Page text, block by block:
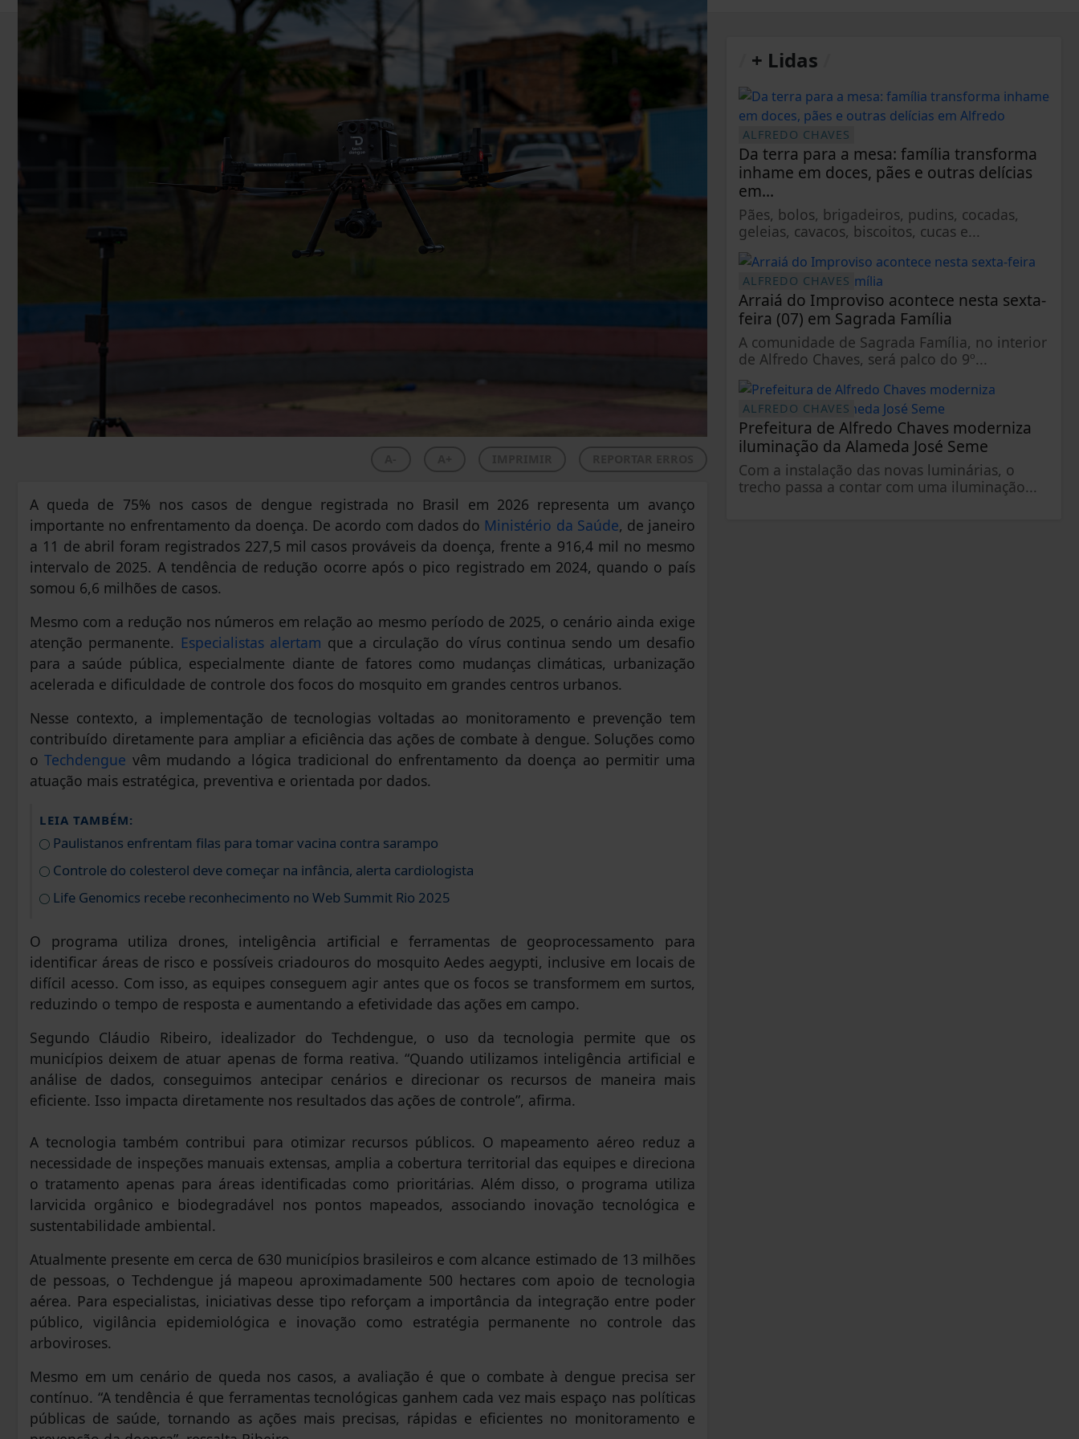
A queda de 75% nos casos de dengue registrada no Brasil em 2026 representa um avanço
importante no enfrentamento da doença. De acordo com dados do Ministério da Saúde, de janeiro
a 11 de abril foram registrados 227,5 mil casos prováveis da doença, frente a 916,4 mil no mesmo
intervalo de 2025. A tendência de redução ocorre após o pico registrado em 2024, quando o país
somou 6,6 milhões de casos.
Mesmo com a redução nos números em relação ao mesmo período de 2025, o cenário ainda exige
atenção permanente. Especialistas alertam que a circulação do vírus continua sendo um desafio
para a saúde pública, especialmente diante de fatores como mudanças climáticas, urbanização
acelerada e dificuldade de controle dos focos do mosquito em grandes centros urbanos.
Nesse contexto, a implementação de tecnologias voltadas ao monitoramento e prevenção tem
contribuído diretamente para ampliar a eficiência das ações de combate à dengue. Soluções como
oTechdengue vêm mudando a lógica tradicional do enfrentamento da doença ao permitir uma
atuação mais estratégica, preventiva e orientada por dados.
LEIA TAMBÉM:
Paulistanos enfrentam filas para tomar vacina contra sarampo
Controle do colesterol deve começar na infância, alerta cardiologista
Life Genomics recebe reconhecimento no Web Summit Rio 2025
O programa utiliza drones, inteligência artificial e ferramentas de geoprocessamento para
identificar áreas de risco e possíveis criadouros do mosquito Aedes aegypti, inclusive em locais de
difícil acesso. Com isso, as equipes conseguem agir antes que os focos se transformem em surtos,
reduzindo o tempo de resposta e aumentando a efetividade das ações em campo.
Segundo Cláudio Ribeiro, idealizador do Techdengue, o uso da tecnologia permite que os
municípios deixem de atuar apenas de forma reativa. “Quando utilizamos inteligência artificial e
análise de dados, conseguimos antecipar cenários e direcionar os recursos de maneira mais
eficiente. Isso impacta diretamente nos resultados das ações de controle”, afirma.
A tecnologia também contribui para otimizar recursos públicos. O mapeamento aéreo reduz a
necessidade de inspeções manuais extensas, amplia a cobertura territorial das equipes e direciona
o tratamento apenas para áreas identificadas como prioritárias. Além disso, o programa utiliza
larvicida orgânico e biodegradável nos pontos mapeados, associando inovação tecnológica e
sustentabilidade ambiental.
Atualmente presente em cerca de 630 municípios brasileiros e com alcance estimado de 13 milhões
de pessoas, o Techdengue já mapeou aproximadamente 500 hectares com apoio de tecnologia
aérea. Para especialistas, iniciativas desse tipo reforçam a importância da integração entre poder
público, vigilância epidemiológica e inovação como estratégia permanente no controle das
arboviroses.
Mesmo em um cenário de queda nos casos, a avaliação é que o combate à dengue precisa ser
contínuo. “A tendência é que ferramentas tecnológicas ganhem cada vez mais espaço nas políticas
públicas de saúde, tornando as ações mais precisas, rápidas e eficientes no monitoramento e
+ Lidas
ALFREDO CHAVES
Da terra para a mesa: família transforma
inhame em doces, pães e outras delícias
em...
Pães, bolos, brigadeiros, pudins, cocadas,
geleias, cavacos, biscoitos, cucas e...
ALFREDO CHAVES
Arraiá do Improviso acontece nesta sexta-
feira (07) em Sagrada Família
A comunidade de Sagrada Família, no interior
de Alfredo Chaves, será palco do 9º...
ALFREDO CHAVES
Prefeitura de Alfredo Chaves moderniza
iluminação da Alameda José Seme
Com a instalação das novas luminárias, o
trecho passa a contar com uma iluminação...